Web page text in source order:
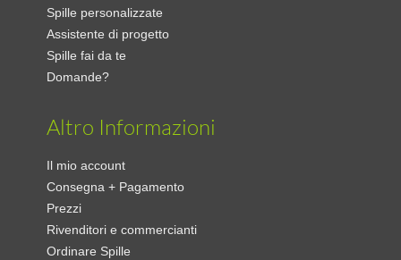
Spille personalizzate
Assistente di progetto
Spille fai da te
Domande?
Altro Informazioni
Il mio account
Consegna + Pagamento
Prezzi
Rivenditori e commercianti
Ordinare Spille